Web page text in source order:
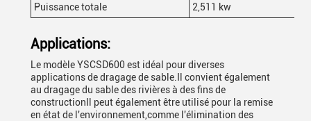
Puissance totale
2,511 kw
Applications:
Le modèle YSCSD600 est idéal pour diverses
applications de dragage de sable.Il convient également
au dragage du sable des rivières à des fins de
constructionIl peut également être utilisé pour la remise
en état de l'environnement,comme l'élimination des